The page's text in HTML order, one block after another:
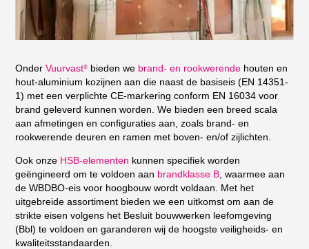
OnderVuurvast® bieden we brand- en rookwerende houten en
hout-aluminium kozijnen aan die naast de basiseis (EN 14351-
1) met een verplichte CE-markering conform EN 16034 voor
brand geleverd kunnen worden. We bieden een breed scala
aan afmetingen en configuraties aan, zoals brand- en
rookwerende deuren en ramen met boven- en/of zijlichten.
Ook onze HSB-elementen kunnen specifiek worden
geëngineerd om te voldoen aan brandklasse B , waarmee aan
de WBDBO-eis voor hoogbouw wordt voldaan. Met het
uitgebreide assortiment bieden we een uitkomst om aan de
strikte eisen volgens het Besluit bouwwerken leefomgeving
(Bbl) te voldoen en garanderen wij de hoogste veiligheids- en
kwaliteitsstandaarden.